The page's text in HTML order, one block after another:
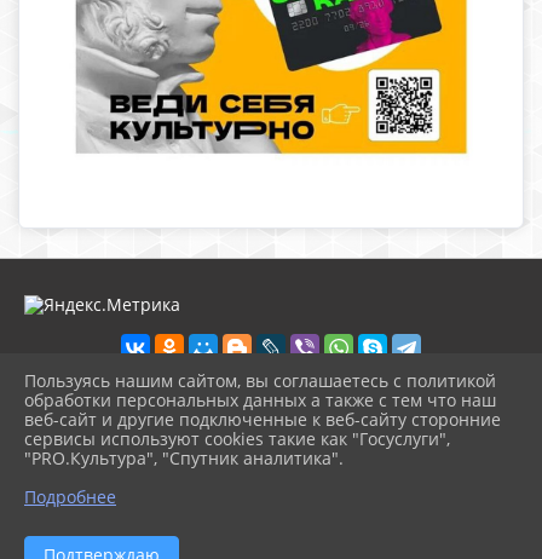
2026 г. nolinsk-museum.ru
Вход
Карта сайта
Политика обработки персональных данных
Сделано на KubCMS
Разработка и поддержка
Пользуясь нашим сайтом, вы соглашаетесь с политикой
обработки персональных данных а также с тем что наш
веб-сайт и другие подключенные к веб-сайту сторонние
сервисы используют cookies такие как "Госуслуги",
"PRO.Культура", "Спутник аналитика".
Подробнее